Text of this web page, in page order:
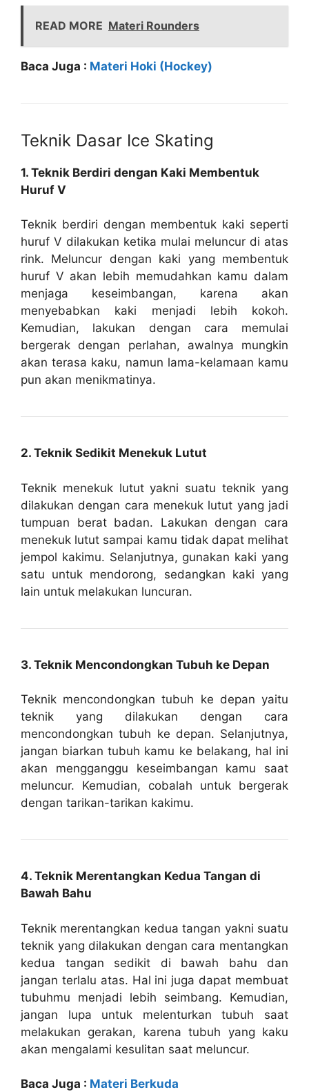
READ MORE Materi Rounders
Baca Juga : Materi Hoki (Hockey)
Teknik Dasar Ice Skating
1. Teknik Berdiri dengan Kaki Membentuk
Huruf V
Teknik berdiri dengan membentuk kaki seperti
huruf V dilakukan ketika mulai meluncur di atas
rink. Meluncur dengan kaki yang membentuk
huruf V akan lebih memudahkan kamu dalam
menjaga keseimbangan, karena akan
menyebabkan kaki menjadi lebih kokoh.
Kemudian, lakukan dengan cara memulai
bergerak dengan perlahan, awalnya mungkin
akan terasa kaku, namun lama-kelamaan kamu
pun akan menikmatinya.
2. Teknik Sedikit Menekuk Lutut
Teknik menekuk lutut yakni suatu teknik yang
dilakukan dengan cara menekuk lutut yang jadi
tumpuan berat badan. Lakukan dengan cara
menekuk lutut sampai kamu tidak dapat melihat
jempol kakimu. Selanjutnya, gunakan kaki yang
satu untuk mendorong, sedangkan kaki yang
lain untuk melakukan luncuran.
3. Teknik Mencondongkan Tubuh ke Depan
Teknik mencondongkan tubuh ke depan yaitu
teknik yang dilakukan dengan cara
mencondongkan tubuh ke depan. Selanjutnya,
jangan biarkan tubuh kamu ke belakang, hal ini
akan mengganggu keseimbangan kamu saat
meluncur. Kemudian, cobalah untuk bergerak
dengan tarikan-tarikan kakimu.
4. Teknik Merentangkan Kedua Tangan di
Bawah Bahu
Teknik merentangkan kedua tangan yakni suatu
teknik yang dilakukan dengan cara mentangkan
kedua tangan sedikit di bawah bahu dan
jangan terlalu atas. Hal ini juga dapat membuat
tubuhmu menjadi lebih seimbang. Kemudian,
jangan lupa untuk melenturkan tubuh saat
melakukan gerakan, karena tubuh yang kaku
akan mengalami kesulitan saat meluncur.
Baca Juga : Materi Berkuda